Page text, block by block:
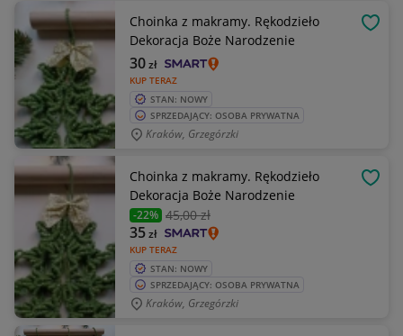
Choinka z makramy. Rękodzieło
Dekoracja Boże Narodzenie
KUP TERAZ
30zł
STAN: NOWY
SPRZEDAJĄCY: OSOBA PRYWATNA
Kraków, Grzegórzki
Choinka z makramy. Rękodzieło
Dekoracja Boże Narodzenie
-22% 45,00 zł
KUP TERAZ
35zł
STAN: NOWY
SPRZEDAJĄCY: OSOBA PRYWATNA
Kraków, Grzegórzki